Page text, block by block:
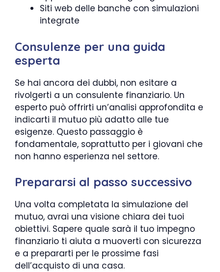
Siti web delle banche con simulazioni
integrate
Consulenze per una guida
esperta
Se hai ancora dei dubbi, non esitare a
rivolgerti a un consulente finanziario. Un
esperto può offrirti un’analisi approfondita e
indicarti il mutuo più adatto alle tue
esigenze. Questo passaggio è
fondamentale, soprattutto per i giovani che
non hanno esperienza nel settore.
Prepararsi al passo successivo
Una volta completata la simulazione del
mutuo, avrai una visione chiara dei tuoi
obiettivi. Sapere quale sarà il tuo impegno
finanziario ti aiuta a muoverti con sicurezza
e a prepararti per le prossime fasi
dell’acquisto di una casa.